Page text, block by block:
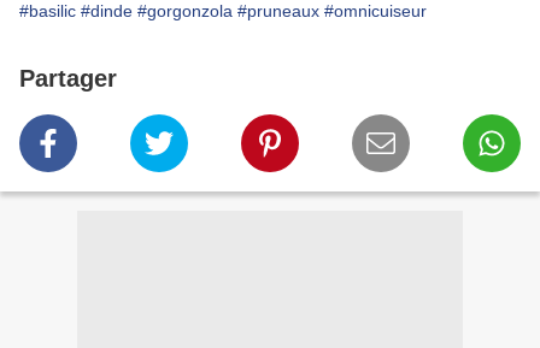
#basilic #dinde #gorgonzola #pruneaux #omnicuiseur
Partager